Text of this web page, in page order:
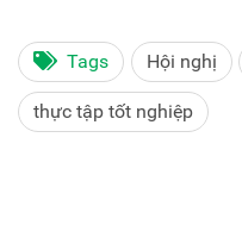
Tags Hội nghị
thực tập tốt nghiệp